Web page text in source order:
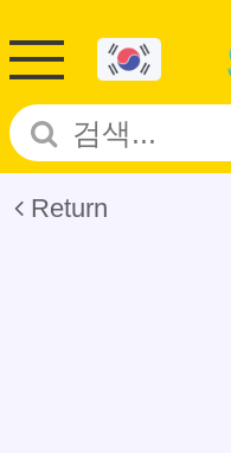
Return